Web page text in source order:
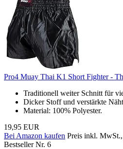
Pro4 Muay Thai K1 Short Fighter -
Traditionell weiter Schnitt für
Dicker Stoff und verstärkte
Material: 100% Polyester.
19,95 EUR
Bei Amazon kaufen Preis inkl.
Bestseller Nr. 6